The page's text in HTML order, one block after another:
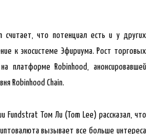
считает, что потенциал есть и у других
к экосистеме Эфириума. Рост торговых
платформе Robinhood, анонсировавшей
Robinhood Chain.
Fundstrat Том Ли (Tom Lee) рассказал, что
вызывает все больше интереса